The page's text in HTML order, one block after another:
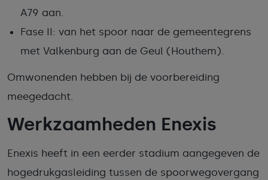
A79 aan.
Fase II: van het spoor naar de gemeentegrens
met Valkenburg aan de Geul (Houthem).
Omwonenden hebben bij de voorbereiding
meegedacht.
Werkzaamheden Enexis
Enexis heeft in een eerder stadium aangegeven de
hogedrukgasleiding tussen de spoorwegovergang